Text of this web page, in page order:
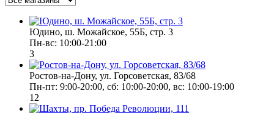
Юдино, ш. Можайское, 55Б, стр. 3
Пн-вс: 10:00-21:00
3
Ростов-на-Дону, ул. Горсоветская, 83/68
Пн-пт: 9:00-20:00, сб: 10:00-20:00, вс: 10:00-19:00
12